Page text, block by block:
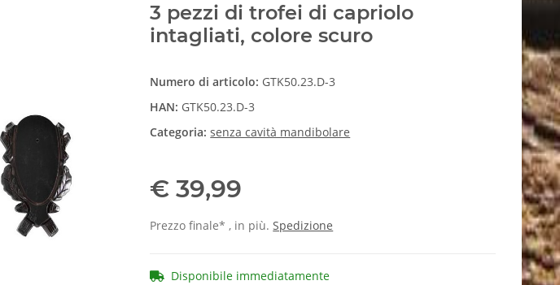
3 pezzi di trofei di capriolo
intagliati, colore scuro
Numero di articolo: GTK50.23.D-3
HAN: GTK50.23.D-3
Categoria:senza cavità mandibolare
€ 39,99
Prezzo finale* , in più.Spedizione
Disponibile immediatamente